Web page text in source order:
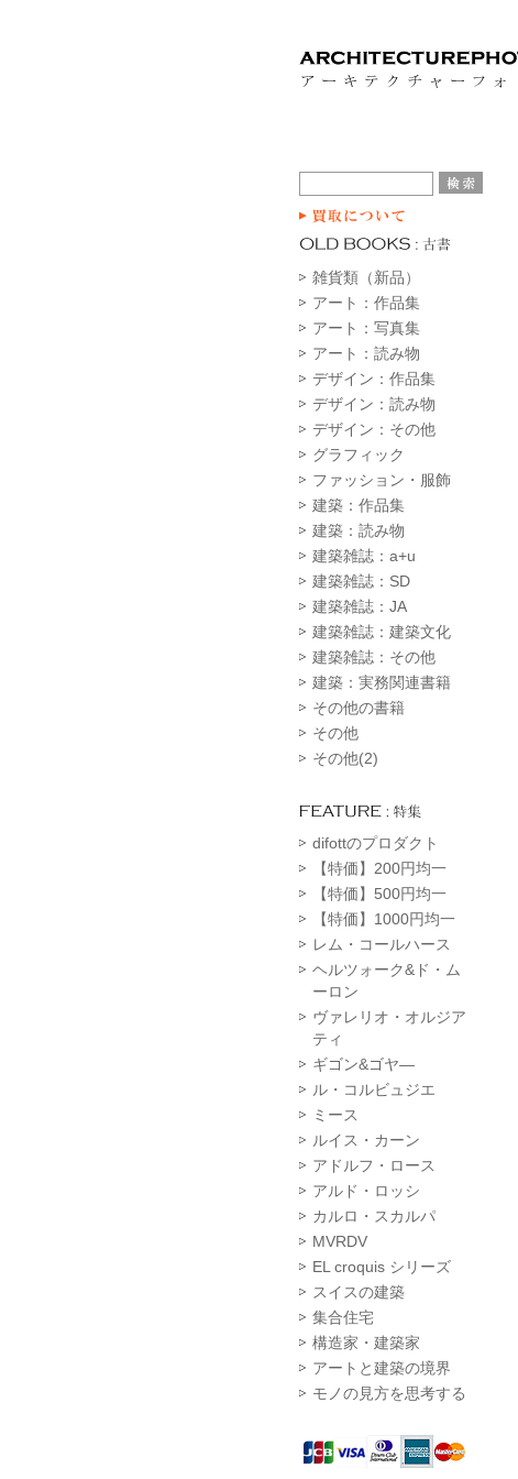
雑貨類（新品）
アート：作品集
アート：写真集
アート：読み物
デザイン：作品集
デザイン：読み物
デザイン：その他
グラフィック
ファッション・服飾
建築：作品集
建築：読み物
建築雑誌：a+u
建築雑誌：SD
建築雑誌：JA
建築雑誌：建築文化
建築雑誌：その他
建築：実務関連書籍
その他の書籍
その他
その他(2)
difottのプロダクト
【特価】200円均一
【特価】500円均一
【特価】1000円均一
レム・コールハース
ヘルツォーク&ド・ム
ーロン
ヴァレリオ・オルジア
ティ
ギゴン&ゴヤ―
ル・コルビュジエ
ミース
ルイス・カーン
アドルフ・ロース
アルド・ロッシ
カルロ・スカルパ
MVRDV
EL croquis シリーズ
スイスの建築
集合住宅
構造家・建築家
アートと建築の境界
モノの見方を思考する